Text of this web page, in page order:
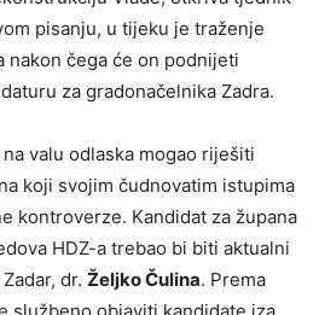
pisanju, u tijeku je traženje
nakon čega će on podnijeti
za gradonačelnika Zadra.
valu odlaska mogao riješiti
koji svojim čudnovatim istupima
kontroverze. Kandidat za župana
HDZ-a trebao bi biti aktualni
dr. Željko Čulina. Prema
službeno objaviti kandidate iza